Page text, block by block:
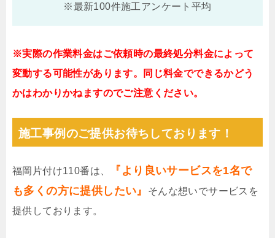
※最新100件施工アンケート平均
※実際の作業料金はご依頼時の最終処分料金によって
変動する可能性があります。同じ料金でできるかどう
かはわかりかねますのでご注意ください。
施工事例のご提供お待ちしております！
福岡片付け110番は、
『より良いサービスを1名で
も多くの方に提供したい』
そんな想いでサービスを
提供しております。